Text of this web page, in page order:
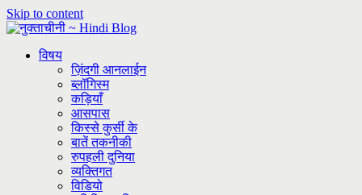
Skip to content
विषय
ज़िंदगी आनलाईन
ब्लॉगिस्म
कड़ियाँ
आसपास
किस्से कुर्सी के
बातें तकनीकी
रुपहली दुनिया
व्यक्तिगत
विडियो